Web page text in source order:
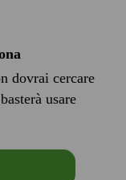
dovrai cercare
usare